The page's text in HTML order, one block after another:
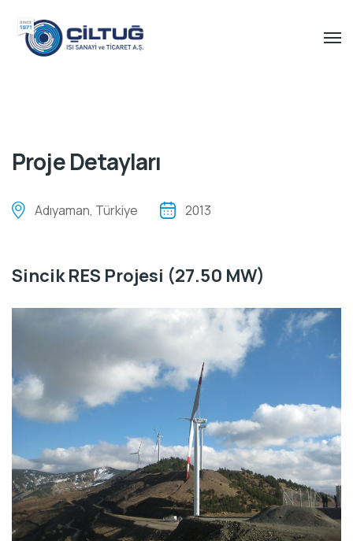
Proje Detayları
Adıyaman, Türkiye 2013
Sincik RES Projesi (27.50 MW)